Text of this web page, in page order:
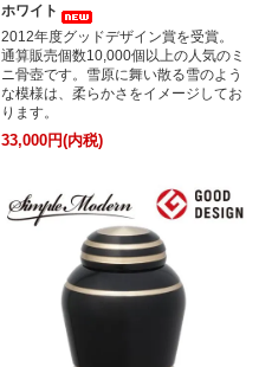
ホワイト
2012年度グッドデザイン賞を受賞。
通算販売個数10,000個以上の人気のミ
ニ骨壺です。雪原に舞い散る雪のよう
な模様は、柔らかさをイメージしてお
ります。
33,000円(内税)